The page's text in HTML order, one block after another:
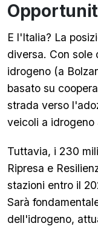
E l'Italia? La
diversa. Con sole
idrogeno (a
basato su
strada verso
veicoli a idrogeno
Tuttavia, i 230
Ripresa e
stazioni entro il
Sarà
dell'idrogeno,